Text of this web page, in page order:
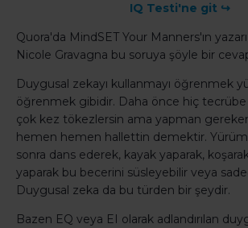
IQ Testi'ne git ↪
Quora'da MindSET Your Manners'ın
Nicole Gravagna bu soruya şöyle bir
Duygusal zekayı kullanmayı öğrenmek
öğrenmek gibidir. Daha önce hiç
çok kez tökezlersin ama yapman
hemen hemen hallettin demektir.
sonra dans ederek, kayak yaparak,
yaparak bu becerini süsleyebilir veya
Duygusal zeka da bu türden bir şeydir.
Bazen EQ veya EI olarak adlandırılan